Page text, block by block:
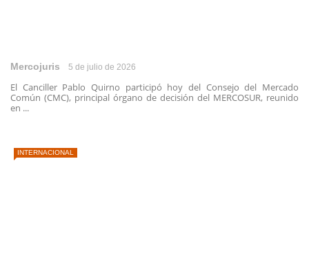
Mercojuris 5 de julio de 2026
El Canciller Pablo Quirno participó hoy del Consejo del Mercado
Común (CMC), principal órgano de decisión del MERCOSUR, reunido
en ...
INTERNACIONAL